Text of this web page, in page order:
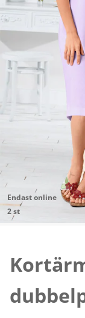
Endast online
2 st